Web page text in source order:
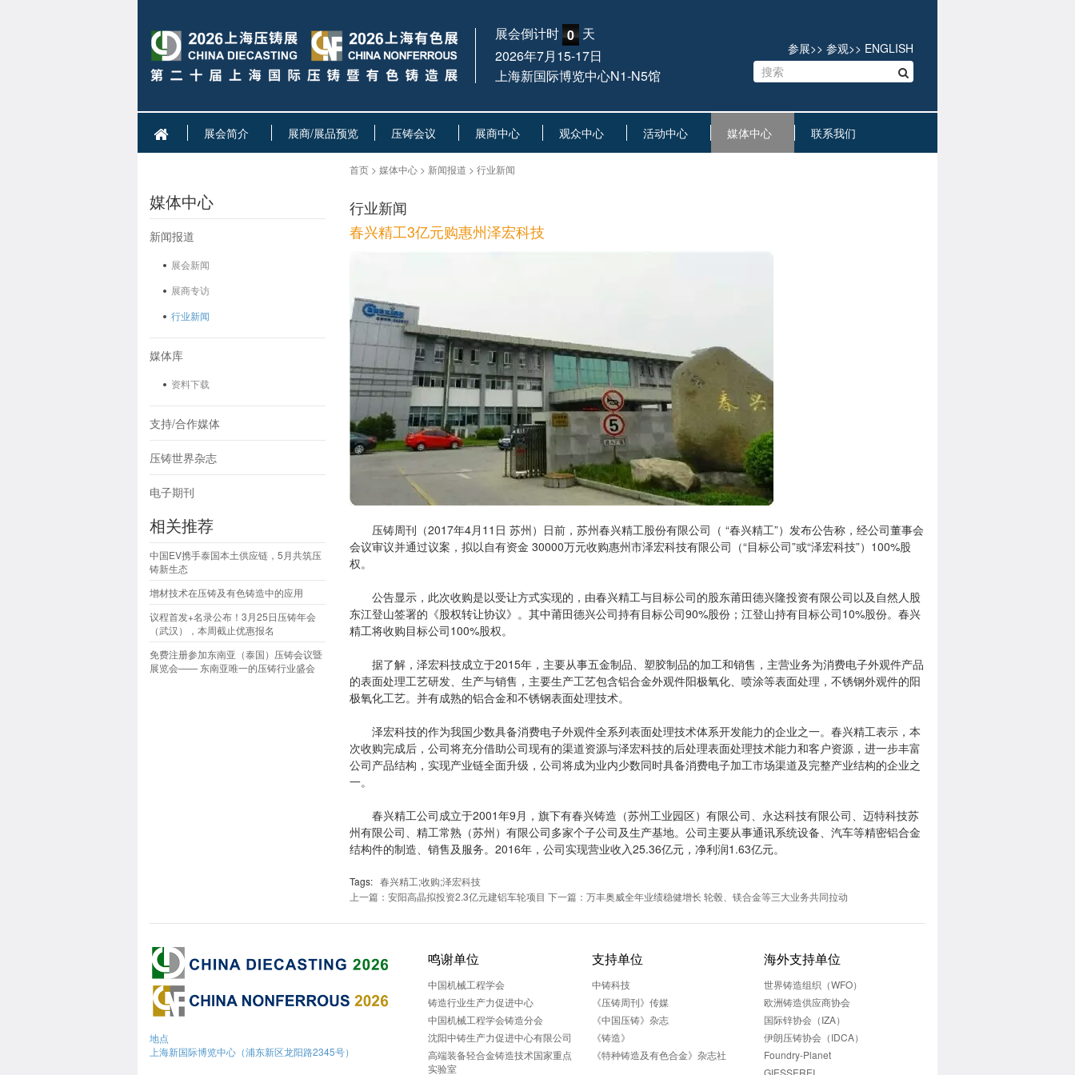
展会倒计时 0 天
2026年7月15-17日
上海新国际博览中心N1-N5馆
参展>> 参观>> ENGLISH
展会简介 展商/展品预览 压铸会议 展商中心 观众中心 活动中心 媒体中心 联系我们
媒体中心
新闻报道
展会新闻
展商专访
行业新闻
媒体库
资料下载
支持/合作媒体
压铸世界杂志
电子期刊
相关推荐
中国EV携手泰国本土供应链，5月共筑压
铸新生态
增材技术在压铸及有色铸造中的应用
议程首发+名录公布！3月25日压铸年会
（武汉），本周截止优惠报名
免费注册参加东南亚（泰国）压铸会议暨
展览会—— 东南亚唯一的压铸行业盛会
首页 > 媒体中心 > 新闻报道 > 行业新闻
行业新闻
春兴精工3亿元购惠州泽宏科技
压铸周刊（2017年4月11日 苏州）日前，苏州春兴精工股份有限公司（ “春兴精工”）发布公告称，经公司董事会
会议审议并通过议案，拟以自有资金 30000万元收购惠州市泽宏科技有限公司（“目标公司”或“泽宏科技”）100%股
权。
公告显示，此次收购是以受让方式实现的，由春兴精工与目标公司的股东莆田德兴隆投资有限公司以及自然人股
东江登山签署的《股权转让协议》。其中莆田德兴公司持有目标公司90%股份；江登山持有目标公司10%股份。春兴
精工将收购目标公司100%股权。
据了解，泽宏科技成立于2015年，主要从事五金制品、塑胶制品的加工和销售，主营业务为消费电子外观件产品
的表面处理工艺研发、生产与销售，主要生产工艺包含铝合金外观件阳极氧化、喷涂等表面处理，不锈钢外观件的阳
极氧化工艺。并有成熟的铝合金和不锈钢表面处理技术。
泽宏科技的作为我国少数具备消费电子外观件全系列表面处理技术体系开发能力的企业之一。春兴精工表示，本
次收购完成后，公司将充分借助公司现有的渠道资源与泽宏科技的后处理表面处理技术能力和客户资源，进一步丰富
公司产品结构，实现产业链全面升级，公司将成为业内少数同时具备消费电子加工市场渠道及完整产业结构的企业之
一。
春兴精工公司成立于2001年9月，旗下有春兴铸造（苏州工业园区）有限公司、永达科技有限公司、迈特科技苏
州有限公司、精工常熟（苏州）有限公司多家个子公司及生产基地。公司主要从事通讯系统设备、汽车等精密铝合金
结构件的制造、销售及服务。2016年，公司实现营业收入25.36亿元，净利润1.63亿元。
Tags: 春兴精工;收购;泽宏科技
上一篇：安阳高晶拟投资2.3亿元建铝车轮项目 下一篇：万丰奥威全年业绩稳健增长 轮毂、镁合金等三大业务共同拉动
地点
上海新国际博览中心（浦东新区龙阳路2345号）
鸣谢单位
中国机械工程学会
铸造行业生产力促进中心
中国机械工程学会铸造分会
沈阳中铸生产力促进中心有限公司
高端装备轻合金铸造技术国家重点
实验室
支持单位
中铸科技
《压铸周刊》传媒
《中国压铸》杂志
《铸造》
《特种铸造及有色合金》杂志社
海外支持单位
世界铸造组织（WFO）
欧洲铸造供应商协会
国际锌协会（IZA）
伊朗压铸协会（IDCA）
Foundry-Planet
GIESSEREI